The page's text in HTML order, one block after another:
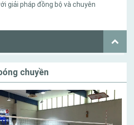
giải pháp đồng bộ và chuyên
chuyền